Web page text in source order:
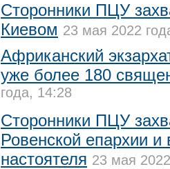
Сторонники ПЦУ
Киевом 23 мая 2022
Африканский
уже более 180
года, 14:28
Сторонники ПЦУ
Ровенской епархии
настоятеля 23 мая